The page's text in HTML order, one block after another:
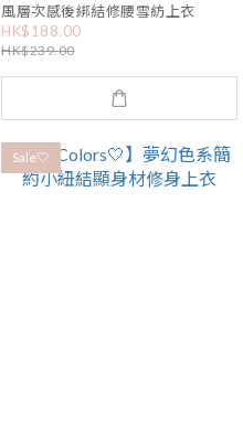
風層次感後綁結修腰雪紡上衣
HK$188.00
HK$239.00
Sale🤍